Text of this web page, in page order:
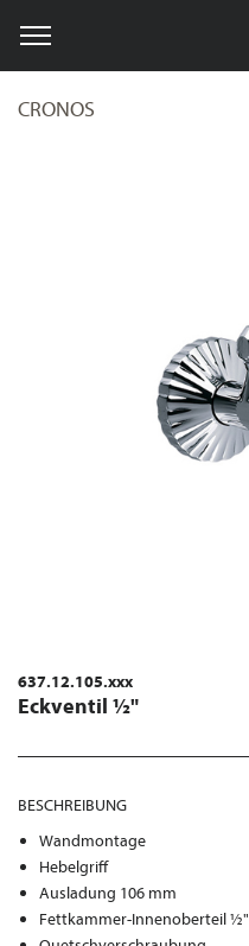
CRONOS
637.12.105.xxx
Eckventil ½"
BESCHREIBUNG
Wandmontage
Hebelgriff
Ausladung 106 mm
Fettkammer-Innenoberteil ½"